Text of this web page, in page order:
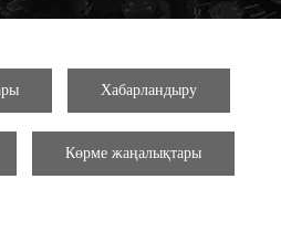
Хабарландыру
Көрме жаңалықтары